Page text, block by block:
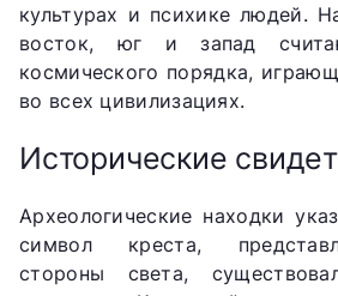
культурах и психике людей.
восток, юг и запад
космического порядка,
во всех цивилизациях.
Исторические
Археологические находки
символ креста,
стороны света,